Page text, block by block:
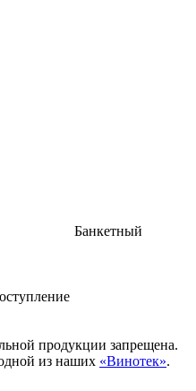
Банкетный
продукции запрещена.
из наших «Винотек».